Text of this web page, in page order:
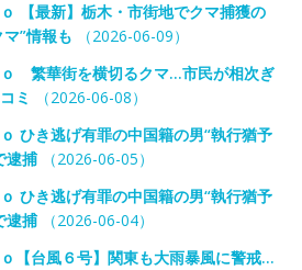
【最新】栃木・市街地でクマ捕獲の
”情報も （2026-06-09）
繁華街を横切るクマ…市民が相次ぎ
ミ
（2026-06-08）
ひき逃げ有罪の中国籍の男“執行猶予
逮捕（2026-06-05）
ひき逃げ有罪の中国籍の男“執行猶予
逮捕（2026-06-04）
【台風６号】関東も大雨暴風に警戒…